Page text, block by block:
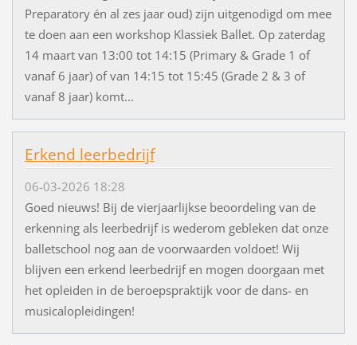
Preparatory én al zes jaar oud) zijn uitgenodigd om mee
te doen aan een workshop Klassiek Ballet. Op zaterdag
14 maart van 13:00 tot 14:15 (Primary & Grade 1 of
vanaf 6 jaar) of van 14:15 tot 15:45 (Grade 2 & 3 of
vanaf 8 jaar) komt...
Erkend leerbedrijf
06-03-2026 18:28
Goed nieuws! Bij de vierjaarlijkse beoordeling van de
erkenning als leerbedrijf is wederom gebleken dat onze
balletschool nog aan de voorwaarden voldoet! Wij
blijven een erkend leerbedrijf en mogen doorgaan met
het opleiden in de beroepspraktijk voor de dans- en
musicalopleidingen!